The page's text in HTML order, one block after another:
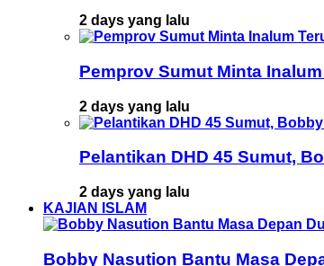
2 days yang lalu
Pemprov Sumut Minta
2 days yang lalu
Pelantikan DHD 45 Sumut,
2 days yang lalu
KAJIAN ISLAM
Bobby Nasution Bantu Masa